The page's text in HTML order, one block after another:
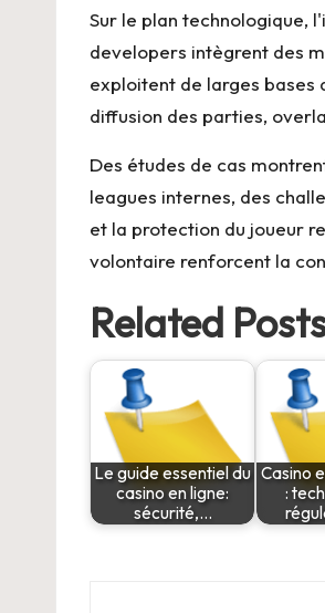
Sur le plan technologique,
developers intègrent des
exploitent de larges bases
diffusion des parties,
Des études de cas
leagues internes, des
et la protection du joueur
volontaire renforcent la
Related
Le guide essentiel du
casino en ligne:
sécurité,…
Casino
: